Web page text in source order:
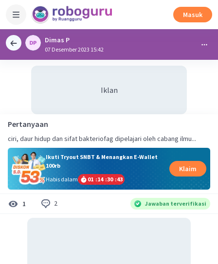
Masuk
Dimas P
07 Desember 2023 15:42
Iklan
Pertanyaan
Ikuti Tryout SNBT & Menangkan E-Wallet
100rb
Habis dalam
01 :14 :30 :43
Klaim
1 2 Jawaban terverifikasi